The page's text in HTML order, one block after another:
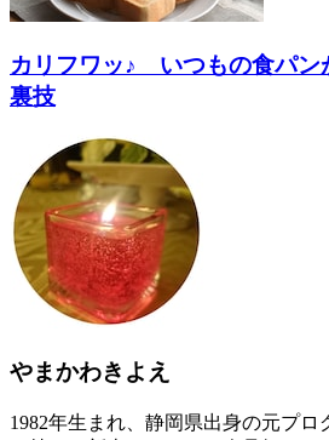
カリフワッ♪ いつもの食パン
裏技
やまかわきよえ
1982年生まれ、静岡県出身の元プロ